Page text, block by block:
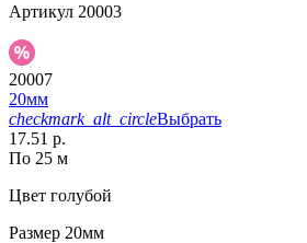
Артикул 20003
20007
20мм
checkmark_alt_circleВыбрать
17.51 р.
По 25 м
Цвет голубой
Размер 20мм